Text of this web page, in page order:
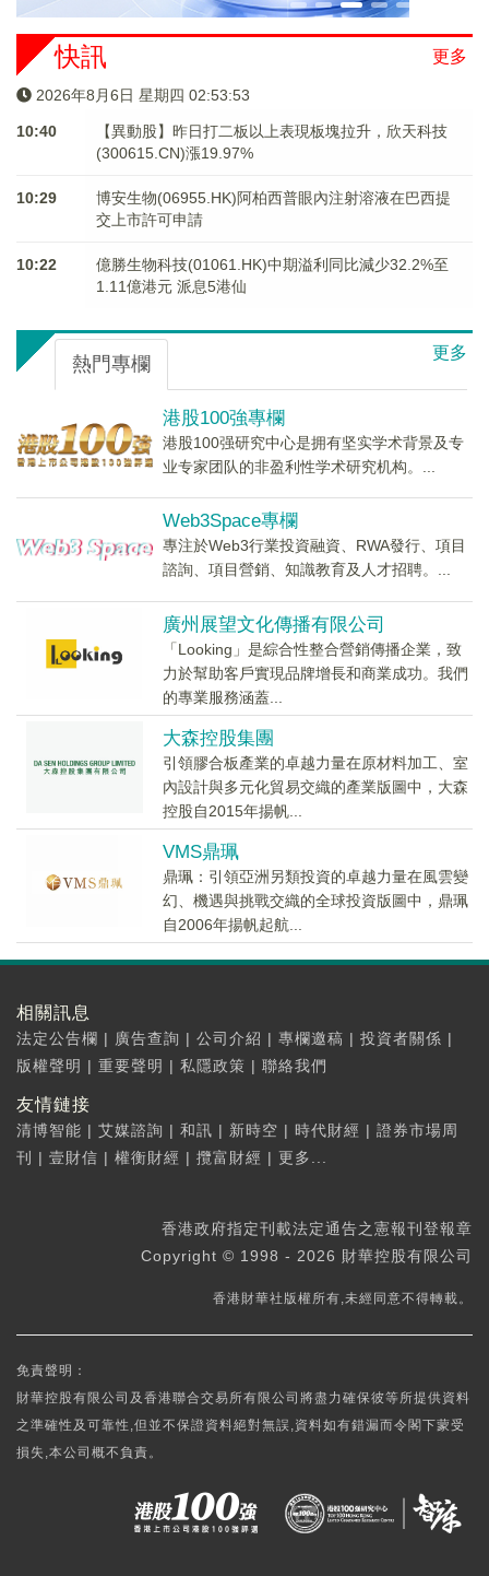
更多
快訊
2026年8月6日 星期四 02:53:54
10:40
【異動股】昨日打二板以上表現板塊拉升，欣天科技
(300615.CN)漲19.97%
10:29
博安生物(06955.HK)阿柏西普眼內注射溶液在巴西提
交上市許可申請
10:22
億勝生物科技(01061.HK)中期溢利同比減少32.2%至
1.11億港元 派息5港仙
更多
熱門專欄
港股100強專欄
港股100强研究中心是拥有坚实学术背景及专
业专家团队的非盈利性学术研究机构。...
Web3Space專欄
專注於Web3行業投資融資、RWA發行、項目
諮詢、項目營銷、知識教育及人才招聘。...
廣州展望文化傳播有限公司
「Looking」是綜合性整合營銷傳播企業，致
力於幫助客戶實現品牌增長和商業成功。我們
的專業服務涵蓋...
大森控股集團
引領膠合板產業的卓越力量在原材料加工、室
內設計與多元化貿易交織的產業版圖中，大森
控股自2015年揚帆...
VMS鼎珮
鼎珮：引領亞洲另類投資的卓越力量在風雲變
幻、機遇與挑戰交織的全球投資版圖中，鼎珮
自2006年揚帆起航...
相關訊息
法定公告欄 | 廣告查詢 | 公司介紹 | 專欄邀稿 | 投資者關係 |
版權聲明 | 重要聲明 | 私隱政策 | 聯絡我們
友情鏈接
清博智能 | 艾媒諮詢 | 和訊 | 新時空 | 時代財經 | 證券市場周
刊
| 壹財信 | 權衡財經 | 攬富財經 | 更多...
香港政府指定刊載法定通告之憲報刊登報章
Copyright © 1998 - 2026 財華控股有限公司
香港財華社版權所有,未經同意不得轉載。
免責聲明：
財華控股有限公司及香港聯合交易所有限公司將盡力確保彼等所提供資料
之準確性及可靠性,但並不保證資料絕對無誤,資料如有錯漏而令閣下蒙受
損失,本公司概不負責。